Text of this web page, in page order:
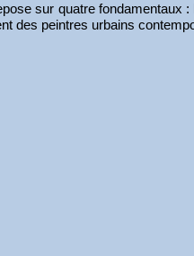
sur quatre
des peintres urbains